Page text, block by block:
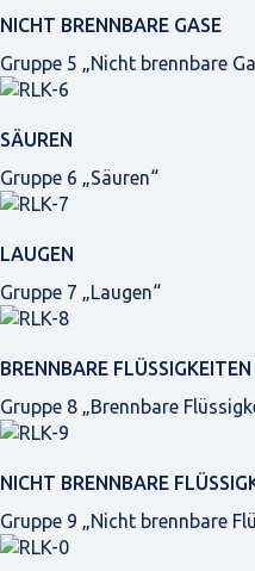
NICHT BRENNBARE GASE
Gruppe 5 „Nicht brennbare
SÄUREN
Gruppe 6 „Säuren“
LAUGEN
Gruppe 7 „Laugen“
BRENNBARE FLÜSSIGKEITEN
Gruppe 8 „Brennbare
NICHT BRENNBARE
Gruppe 9 „Nicht brennbare